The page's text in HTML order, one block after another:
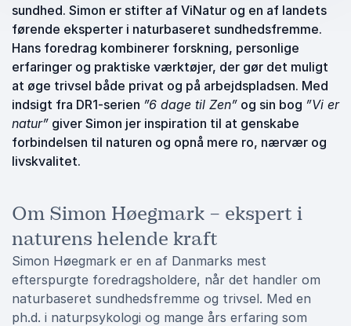
sundhed. Simon er stifter af ViNatur og en af landets
førende eksperter i naturbaseret sundhedsfremme.
Hans foredrag kombinerer forskning, personlige
erfaringer og praktiske værktøjer, der gør det muligt
at øge trivsel både privat og på arbejdspladsen. Med
indsigt fra DR1-serien ”6 dage til Zen” og sin bog ”Vi er
natur” giver Simon jer inspiration til at genskabe
forbindelsen til naturen og opnå mere ro, nærvær og
livskvalitet.
Om Simon Høegmark – ekspert i
naturens helende kraft
Simon Høegmark er en af Danmarks mest
efterspurgte foredragsholdere, når det handler om
naturbaseret sundhedsfremme og trivsel. Med en
ph.d. i naturpsykologi og mange års erfaring som